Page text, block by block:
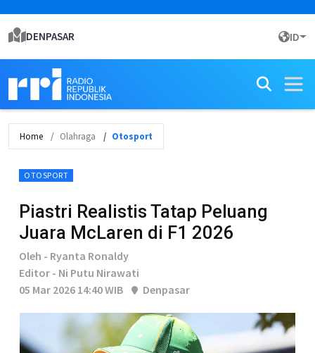
DENPASAR ID
Home Olahraga Otosport
OTOSPORT
Piastri Realistis Tatap Peluang
Juara McLaren di F1 2026
Oleh - Ryanta Ronaldy
Editor - Ni Putu Nirawati
05 Mar 2026 14:40 WIB
Denpasar